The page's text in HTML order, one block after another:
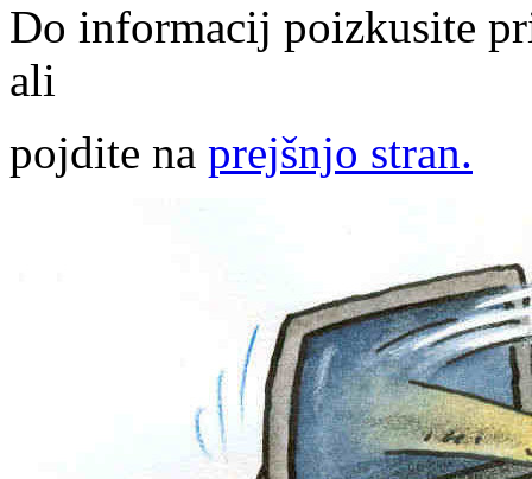
Do informacij poizkusite
ali
pojdite na prejšnjo stran.